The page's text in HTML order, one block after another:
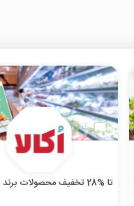
تا %28 تخفیف محصولات برند اکتیو اکالا